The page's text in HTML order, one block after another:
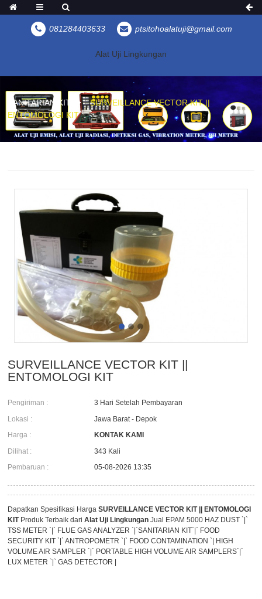
081284403633 ptsitohoalatuji@gmail.com
Alat Uji Lingkungan
SANITARIAN KIT
SURVEILLANCE VECTOR KIT ||
ENTOMOLOGI KIT
SURVEILLANCE VECTOR KIT ||
ENTOMOLOGI KIT
Pengiriman :
3 Hari Setelah Pembayaran
Lokasi :
Jawa Barat - Depok
Harga :
KONTAK KAMI
Dilihat :
343 Kali
Pembaruan :
05-08-2026 13:35
Dapatkan Spesifikasi HargaSURVEILLANCE VECTOR KIT || ENTOMOLOGI
KITProduk Terbaik dariAlat Uji Lingkungan Jual EPAM 5000 HAZ DUST `|`
TSS METER `|` FLUE GAS ANALYZER `|`SANITARIAN KIT`|` FOOD
SECURITY KIT `|` ANTROPOMETR `|` FOOD CONTAMINATION `| HIGH
VOLUME AIR SAMPLER `|` PORTABLE HIGH VOLUME AIR SAMPLERS`|`
LUX METER `|` GAS DETECTOR |